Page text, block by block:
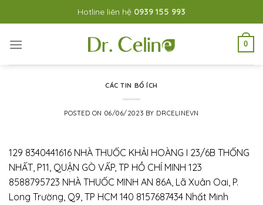
to
Hotline liên hệ 0939 155 993
0
CÁC TIN BỔ ÍCH
POSTED ON 06/06/2023 BY DRCELINEVN
129 8340441616 NHÀ THUỐC KHẢI HOÀNG I 23/6B THỐNG
NHẤT, P11, QUẬN GÒ VẤP, TP HỒ CHÍ MINH 123
8588795723 NHÀ THUỐC MINH AN 86A, Lã Xuân Oai, P.
Long Trường, Q9, TP HCM 140 8157687434 Nhất Minh